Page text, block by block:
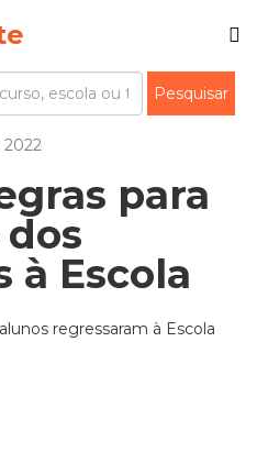
2022
para
à Escola
regressaram à Escola